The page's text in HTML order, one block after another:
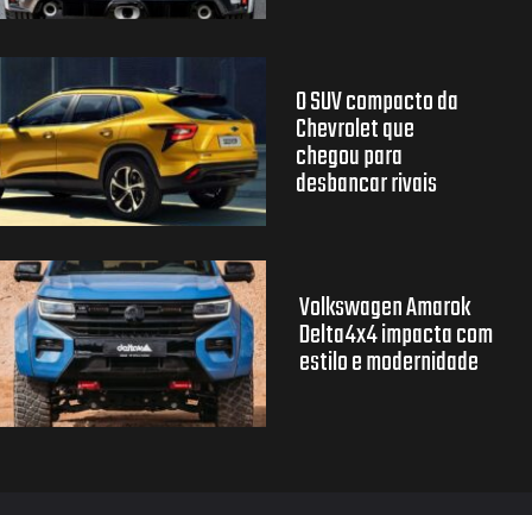
O SUV compacto da
Chevrolet que
chegou para
desbancar rivais
Volkswagen Amarok
Delta4x4 impacta com
estilo e modernidade